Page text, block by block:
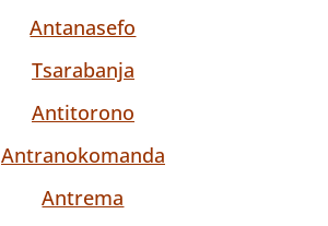
Antanasefo
Tsarabanja
Antitorono
Antranokomanda
Antrema